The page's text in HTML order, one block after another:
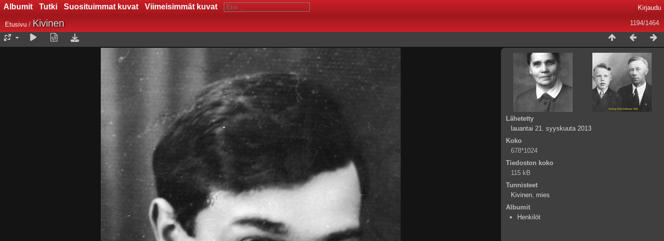
Albumit Tutki Suosituimmat kuvat Viimeisimmät kuvat Kirjaudu
1194/1464
Etusivu / Kivinen
Lähetetty
lauantai 21. syyskuuta 2013
Koko
678*1024
Tiedoston koko
115 kB
Tunnisteet
Kivinen, mies
Albumit
Henkilöt